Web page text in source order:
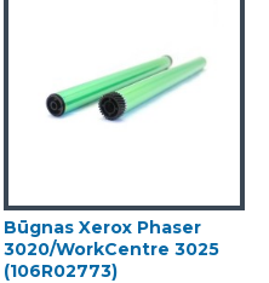
Būgnas Xerox Phaser
3020/WorkCentre 3025
(106R02773)